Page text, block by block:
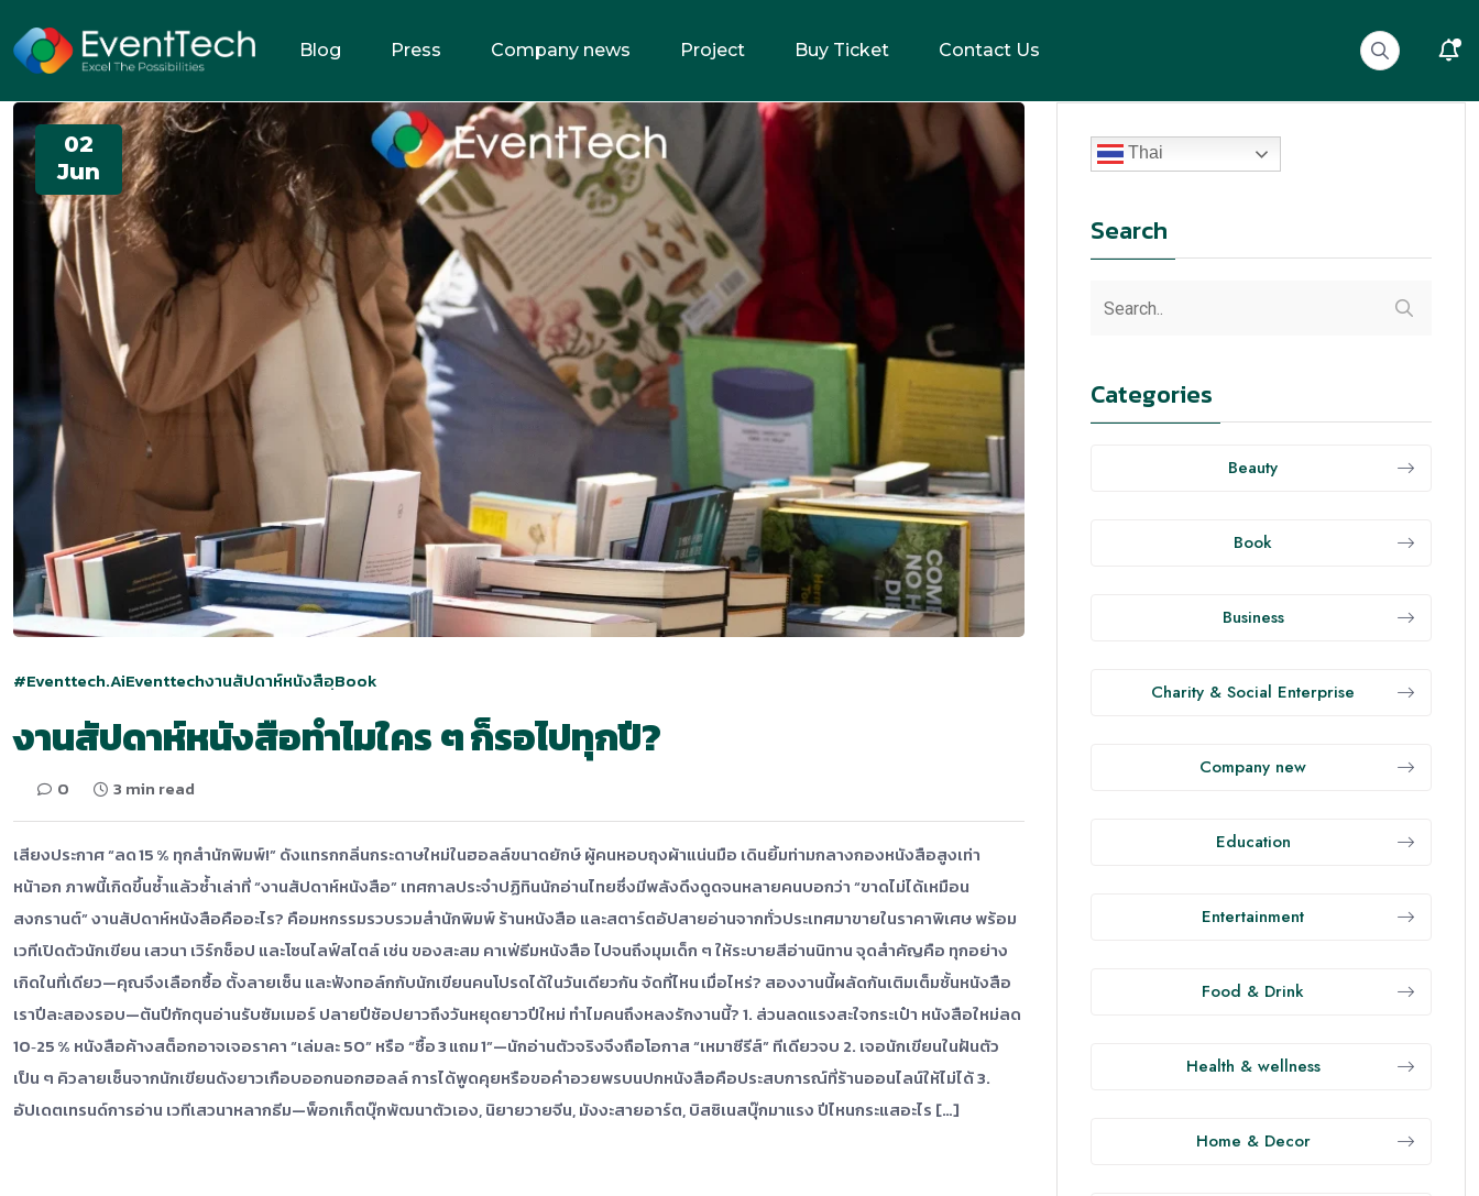
Blog Press Company news Project Buy Ticket Contact Us
02
Jun
#Eventtech.aiEventtechงานสัปดาห์หนังสือฺBook
งานสัปดาห์หนังสือทำไมใคร ๆ ก็รอไปทุกปี?
0 3 min read
เสียงประกาศ “ลด 15 % ทุกสำนักพิมพ์!” ดังแทรกกลิ่นกระดาษใหม่ในฮอลล์ขนาดยักษ์ ผู้คนหอบถุงผ้าแน่นมือ เดินยิ้มท่ามกลางกองหนังสือสูงเท่า
หน้าอก ภาพนี้เกิดขึ้นซ้ำแล้วซ้ำเล่าที่ “งานสัปดาห์หนังสือ” เทศกาลประจำปฏิทินนักอ่านไทยซึ่งมีพลังดึงดูดจนหลายคนบอกว่า “ขาดไม่ได้เหมือน
สงกรานต์” งานสัปดาห์หนังสือคืออะไร? คือมหกรรมรวบรวมสำนักพิมพ์ ร้านหนังสือ และสตาร์ตอัปสายอ่านจากทั่วประเทศมาขายในราคาพิเศษ พร้อม
เวทีเปิดตัวนักเขียน เสวนา เวิร์กช็อป และโซนไลฟ์สไตล์ เช่น ของสะสม คาเฟ่ธีมหนังสือ ไปจนถึงมุมเด็ก ๆ ให้ระบายสีอ่านนิทาน จุดสำคัญคือ ทุกอย่าง
เกิดในที่เดียว—คุณจึงเลือกซื้อ ตั้งลายเซ็น และฟังทอล์กกับนักเขียนคนโปรดได้ในวันเดียวกัน จัดที่ไหน เมื่อไหร่? สองงานนี้ผลัดกันเติมเต็มชั้นหนังสือ
เราปีละสองรอบ—ต้นปีกักตุนอ่านรับซัมเมอร์ ปลายปีช้อปยาวถึงวันหยุดยาวปีใหม่ ทำไมคนถึงหลงรักงานนี้? 1. ส่วนลดแรงสะใจกระเป๋า หนังสือใหม่ลด
10‑25 % หนังสือค้างสต็อกอาจเจอราคา “เล่มละ 50” หรือ “ซื้อ 3 แถม 1”—นักอ่านตัวจริงจึงถือโอกาส “เหมาซีรีส์” ทีเดียวจบ 2. เจอนักเขียนในฝันตัว
เป็น ๆ คิวลายเซ็นจากนักเขียนดังยาวเกือบออกนอกฮอลล์ การได้พูดคุยหรือขอคำอวยพรบนปกหนังสือคือประสบการณ์ที่ร้านออนไลน์ให้ไม่ได้ 3.
อัปเดตเทรนด์การอ่าน เวทีเสวนาหลากธีม—พ็อกเก็ตบุ๊กพัฒนาตัวเอง, นิยายวายจีน, มังงะสายอาร์ต, บิสซิเนสบุ๊กมาแรง ปีไหนกระแสอะไร […]
Thai
Search
Categories
Beauty
Book
Business
Charity & Social Enterprise
Company new
Education
Entertainment
Food & Drink
Health & wellness
Home & Decor